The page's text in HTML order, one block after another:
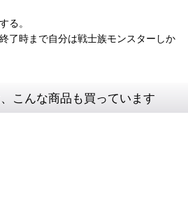
る。
了時まで自分は戦士族モンスターしか
こんな商品も買っています